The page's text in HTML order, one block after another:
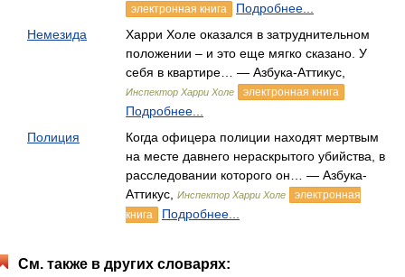
электронная книга
Подробнее...
Немезида
Харри Холе оказался в затруднительном
положении – и это еще мягко сказано. У
себя в квартире… — Азбука-Аттикус,
Инспектор Харри Холе электронная книга
Подробнее...
Полиция
Когда офицера полиции находят мертвым
на месте давнего нераскрытого убийства, в
расследовании которого он… — Азбука-
Аттикус,
Инспектор Харри Холе
электронная
книга
Подробнее...
См. также в других словарях: